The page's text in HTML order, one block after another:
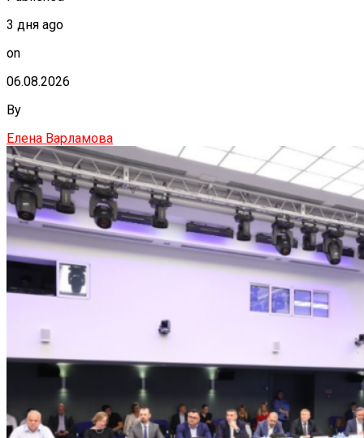
3 дня ago
on
06.08.2026
By
Елена Варламова